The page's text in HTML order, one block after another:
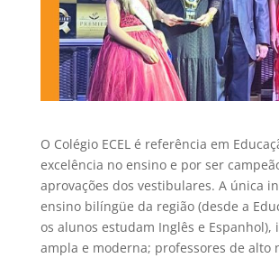
O Colégio ECEL é referência em
excelência no ensino e por ser
aprovações dos vestibulares. A única
ensino bilíngüe da região (desde a
os alunos estudam Inglês e
ampla e moderna; professores de alto